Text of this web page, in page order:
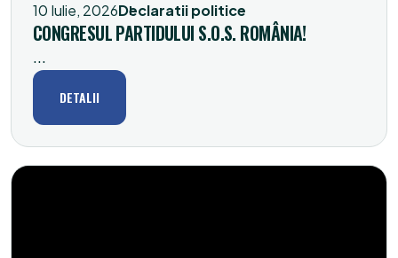
10 Iulie, 2026Declaratii politice
CONGRESUL PARTIDULUI S.O.S. ROMÂNIA!
...
DETALII